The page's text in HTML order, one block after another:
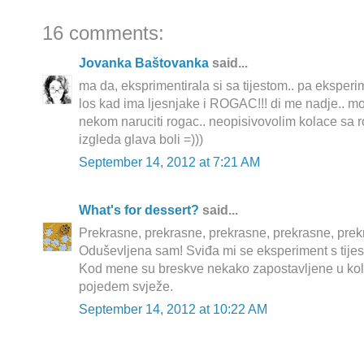
16 comments:
Jovanka Baštovanka said...
ma da, eksprimentirala si sa tijestom.. pa
los kad ima ljesnjake i ROGAC!!! di me nadje..
nekom naruciti rogac.. neopisivovolim kolace sa
izgleda glava boli =)))
September 14, 2012 at 7:21 AM
What's for dessert? said...
Prekrasne, prekrasne, prekrasne, prekrasne,
Oduševljena sam! Sviđa mi se eksperiment s
Kod mene su breskve nekako zapostavljene u
pojedem svježe.
September 14, 2012 at 10:22 AM